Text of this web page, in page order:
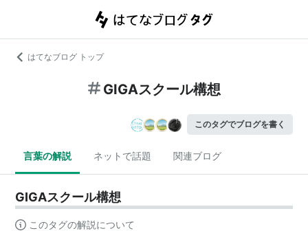
はてなブログ トップ
GIGAスクール構想
このタグでブログを書く
言葉の解説 ネットで話題 関連ブログ
GIGAスクール構想
このタグの解説について